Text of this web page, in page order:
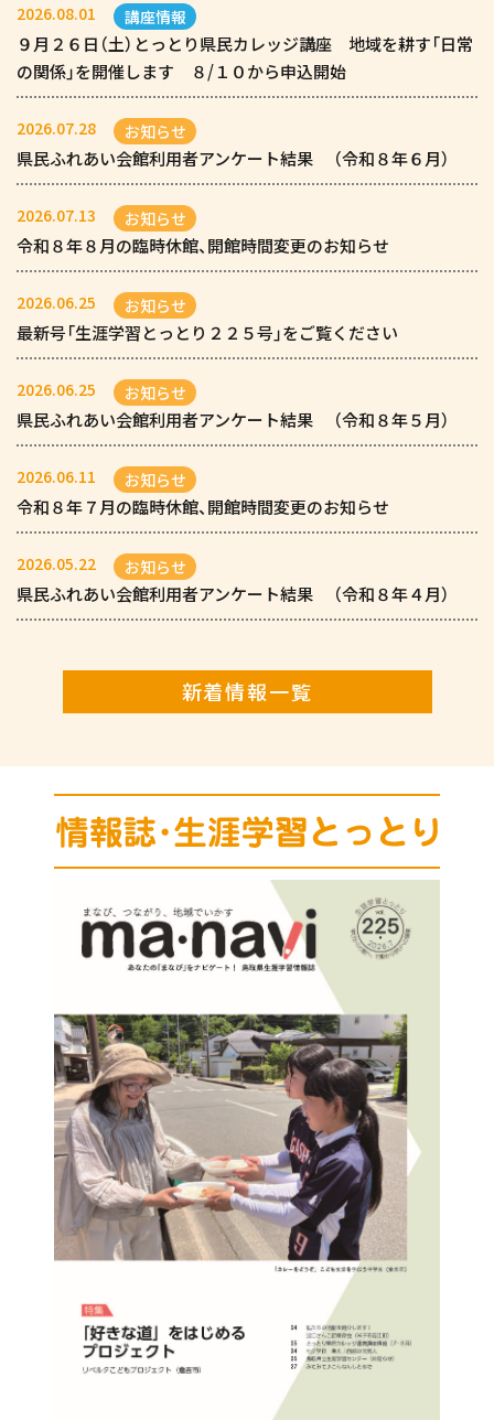
2026.08.01 講座情報
９月２６日（土）とっとり県民カレッジ講座 地域を耕す「日常
の関係」を開催します ８/１０から申込開始
2026.07.28 お知らせ
県民ふれあい会館利用者アンケート結果 （令和８年６月）
2026.07.13 お知らせ
令和８年８月の臨時休館、開館時間変更のお知らせ
2026.06.25 お知らせ
最新号「生涯学習とっとり２２５号」をご覧ください
2026.06.25 お知らせ
県民ふれあい会館利用者アンケート結果 （令和８年５月）
2026.06.11 お知らせ
令和８年７月の臨時休館、開館時間変更のお知らせ
2026.05.22 お知らせ
県民ふれあい会館利用者アンケート結果 （令和８年４月）
新着情報一覧